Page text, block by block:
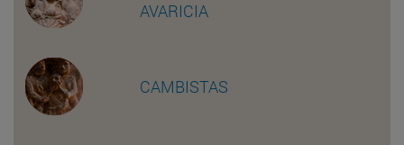
AVARICIA
CAMBISTAS